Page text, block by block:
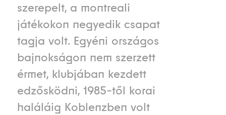
szerepelt, a montreali
játékokon negyedik csapat
tagja volt. Egyéni országos
bajnokságon nem szerzett
érmet, klubjában kezdett
edzősködni, 1985-től korai
haláláig Koblenzben volt